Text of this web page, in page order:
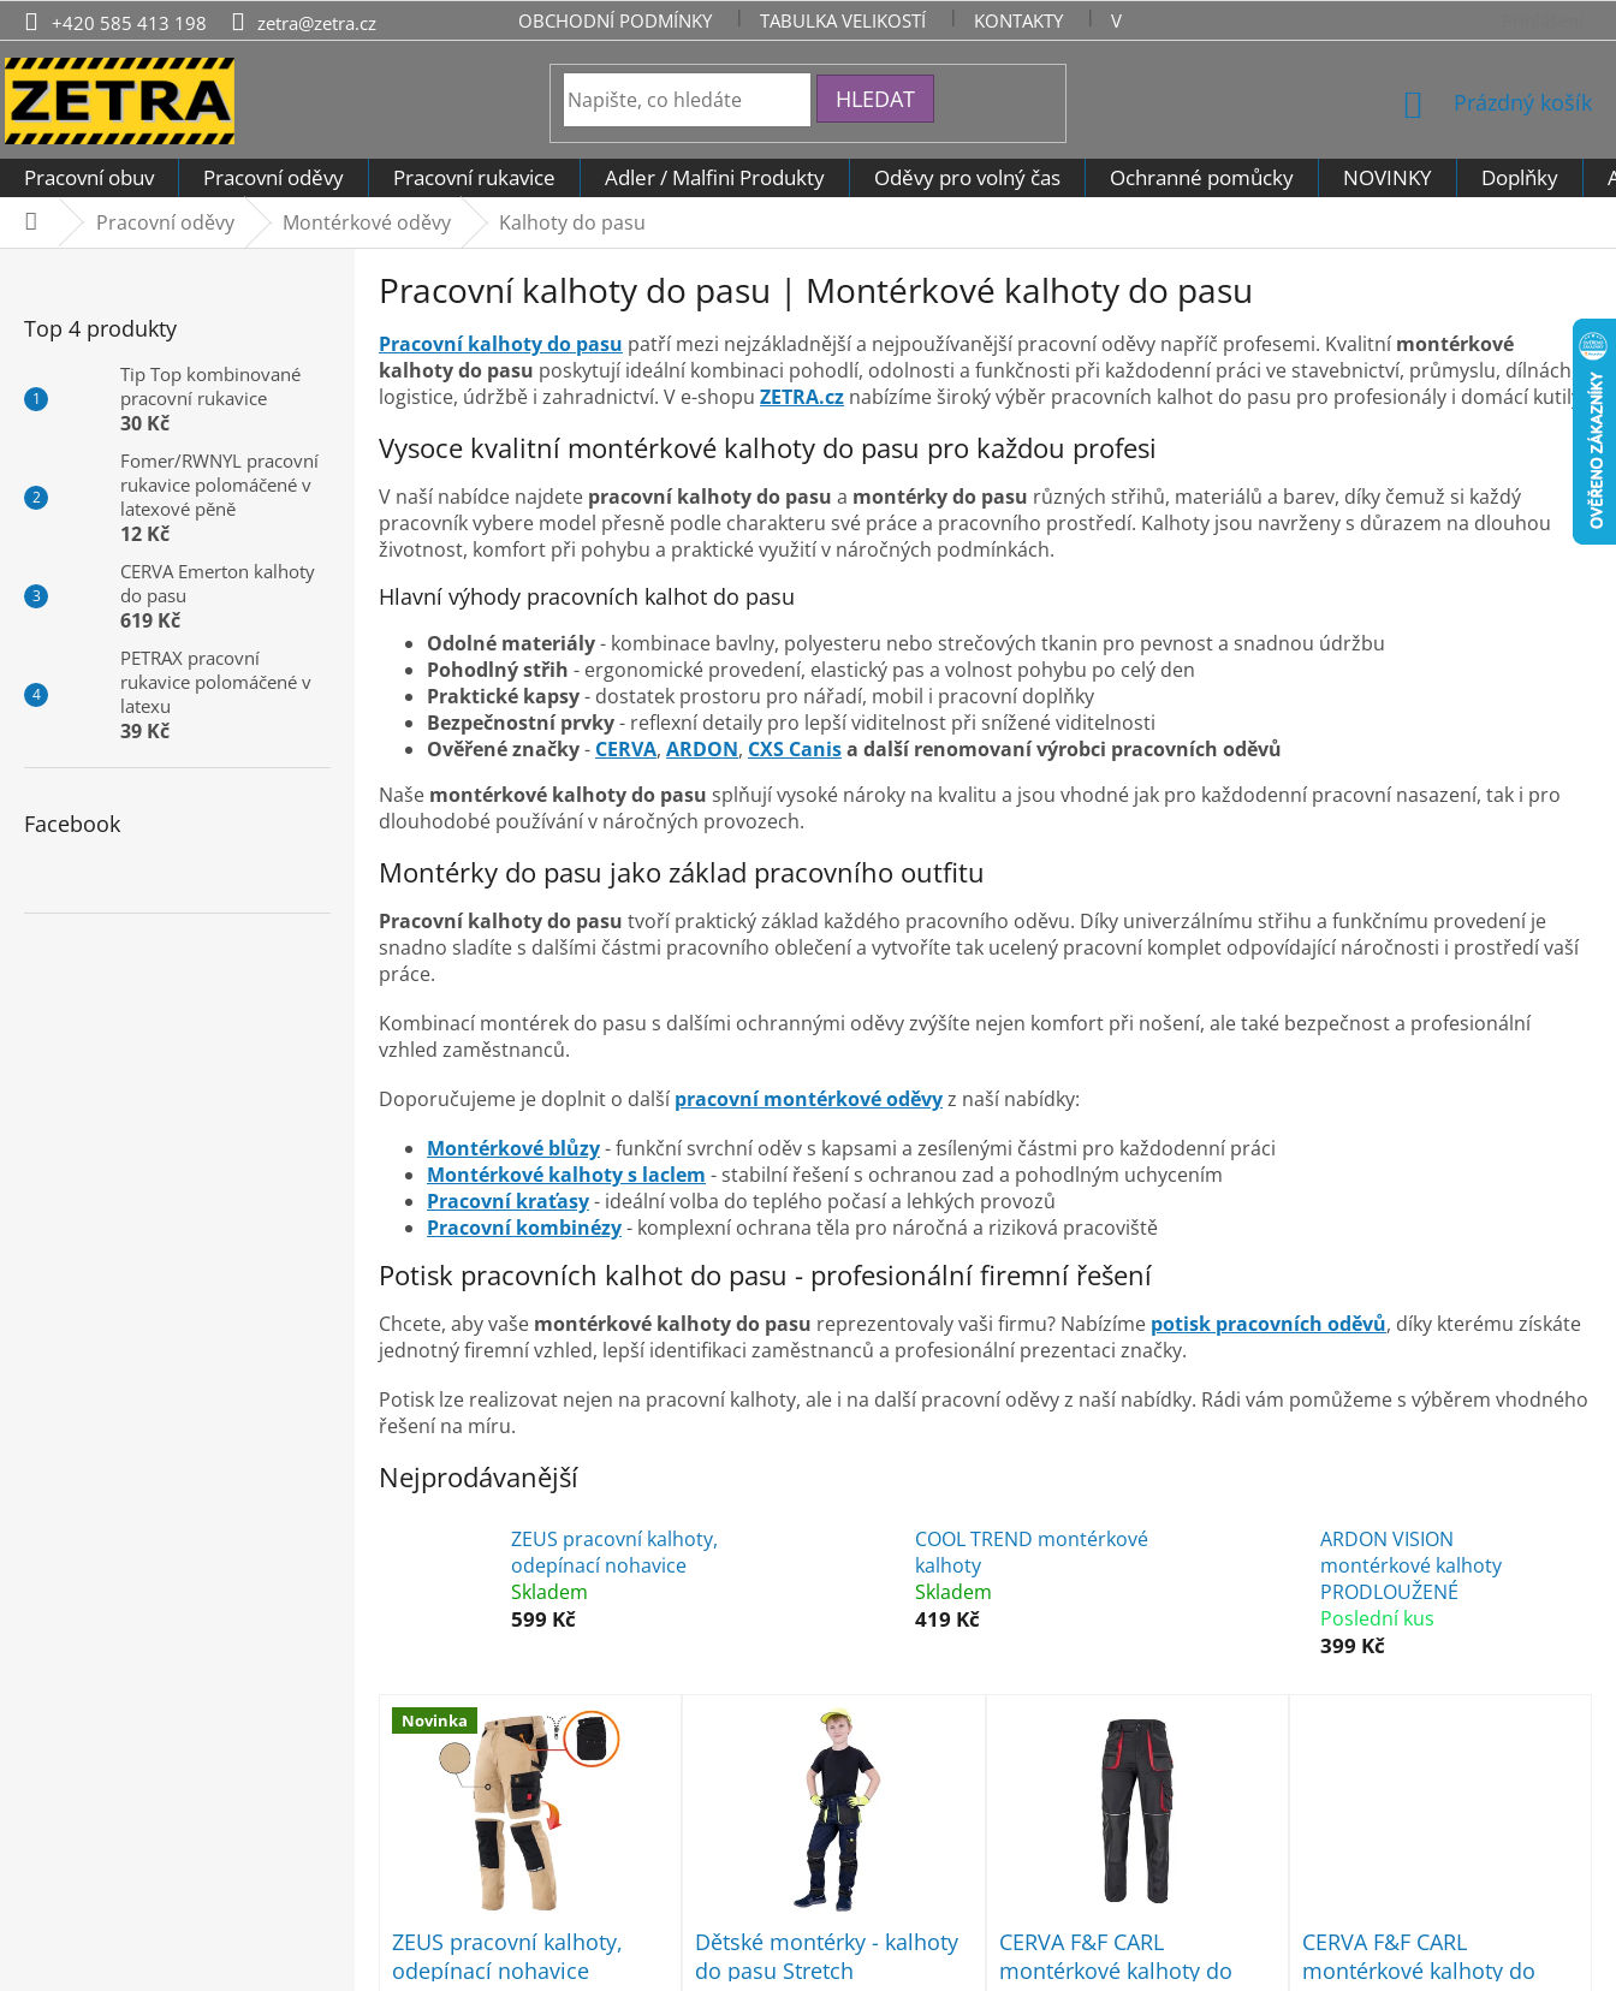
Přejít
na
obsah
+420 585 413 198 zetra@zetra.cz OBCHODNÍ PODMÍNKY TABULKA VELIKOSTÍ KONTAKTY VRÁCENÍ ZBOŽÍ - VZOROVÝ FORMULÁŘ PRO ODSTOUPENÍ
HLEDAT
NÁKUPNÍ
Prázdný košík
Pracovní obuv Pracovní oděvy Pracovní rukavice Adler / Malfini Produkty Oděvy pro volný čas Ochranné pomůcky NOVINKY Doplňky
DomůPracovní oděvy Montérkové oděvy Kalhoty do pasu
Top 4 produkty
Tip Top kombinované
pracovní rukavice
30 Kč
Fomer/RWNYL pracovní
rukavice polomáčené v
latexové pěně
12 Kč
CERVA Emerton kalhoty
do pasu
619 Kč
PETRAX pracovní
rukavice polomáčené v
latexu
39 Kč
Facebook
Pracovní kalhoty do pasu | Montérkové kalhoty do pasu
Pracovní kalhoty do pasu patří mezi nejzákladnější a nejpoužívanější pracovní oděvy napříč profesemi. Kvalitní montérkové
kalhoty do pasu poskytují ideální kombinaci pohodlí, odolnosti a funkčnosti při každodenní práci ve stavebnictví, průmyslu, dílnách,
logistice, údržbě i zahradnictví. V e-shopu ZETRA.cz nabízíme široký výběr pracovních kalhot do pasu pro profesionály i domácí kutily.
Vysoce kvalitní montérkové kalhoty do pasu pro každou profesi
V naší nabídce najdete pracovní kalhoty do pasu a montérky do pasu různých střihů, materiálů a barev, díky čemuž si každý
pracovník vybere model přesně podle charakteru své práce a pracovního prostředí. Kalhoty jsou navrženy s důrazem na dlouhou
životnost, komfort při pohybu a praktické využití v náročných podmínkách.
Hlavní výhody pracovních kalhot do pasu
Odolné materiály- kombinace bavlny, polyesteru nebo strečových tkanin pro pevnost a snadnou údržbu
Pohodlný střih - ergonomické provedení, elastický pas a volnost pohybu po celý den
Praktické kapsy- dostatek prostoru pro nářadí, mobil i pracovní doplňky
Bezpečnostní prvky- reflexní detaily pro lepší viditelnost při snížené viditelnosti
Ověřené značky- CERVA, ARDON, CXS Canisa další renomovaní výrobci pracovních oděvů
Naše montérkové kalhoty do pasu splňují vysoké nároky na kvalitu a jsou vhodné jak pro každodenní pracovní nasazení, tak i pro
dlouhodobé používání v náročných provozech.
Montérky do pasu jako základ pracovního outfitu
Pracovní kalhoty do pasu tvoří praktický základ každého pracovního oděvu. Díky univerzálnímu střihu a funkčnímu provedení je
snadno sladíte s dalšími částmi pracovního oblečení a vytvoříte tak ucelený pracovní komplet odpovídající náročnosti i prostředí vaší
práce.
Kombinací montérek do pasu s dalšími ochrannými oděvy zvýšíte nejen komfort při nošení, ale také bezpečnost a profesionální
vzhled zaměstnanců.
Doporučujeme je doplnit o další pracovní montérkové oděvyz naší nabídky:
Montérkové blůzy- funkční svrchní oděv s kapsami a zesílenými částmi pro každodenní práci
Montérkové kalhoty s laclem - stabilní řešení s ochranou zad a pohodlným uchycením
Pracovní kraťasy- ideální volba do teplého počasí a lehkých provozů
Pracovní kombinézy- komplexní ochrana těla pro náročná a riziková pracoviště
Potisk pracovních kalhot do pasu - profesionální firemní řešení
Chcete, aby vaše montérkové kalhoty do pasu reprezentovaly vaši firmu? Nabízíme potisk pracovních oděvů, díky kterému získáte
jednotný firemní vzhled, lepší identifikaci zaměstnanců a profesionální prezentaci značky.
Potisk lze realizovat nejen na pracovní kalhoty, ale i na další pracovní oděvy z naší nabídky. Rádi vám pomůžeme s výběrem vhodného
řešení na míru.
Nejprodávanější
ZEUS pracovní kalhoty,
odepínací nohavice
Skladem
599 Kč
COOL TREND montérkové
kalhoty
Skladem
419 Kč
ARDON VISION
montérkové kalhoty
PRODLOUŽENÉ
Poslední kus
399 Kč
V
u
Novinka
ZEUS pracovní kalhoty,
odepínací nohavice
Dětské montérky - kalhoty
do pasu Stretch
CERVA F&F CARL
montérkové kalhoty do
CERVA F&F CARL
montérkové kalhoty do